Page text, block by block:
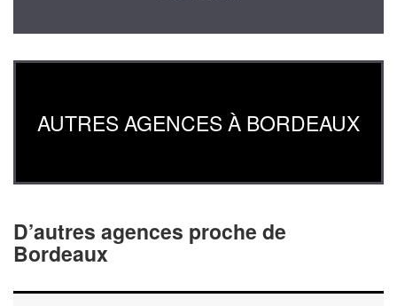
AUTRES AGENCES À BORDEAUX
D’autres agences proche de
Bordeaux